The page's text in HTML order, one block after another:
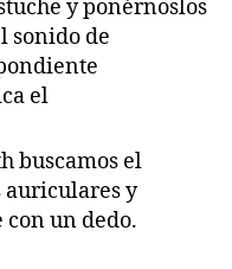
y ponérnoslos
sonido de
el
buscamos el
auriculares y
un dedo.